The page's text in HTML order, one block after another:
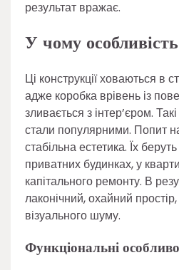
результат вражає.
У чому особливість
Ці конструкції ховаються в
адже коробка врівень із
зливається з інтер’єром.
стали популярними. Попит
стабільна естетика. Їх
приватних будинках, у
капітального ремонту. В
лаконічний, охайний
візуального шуму.
Функціональні